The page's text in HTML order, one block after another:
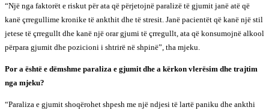
“Një nga faktorët e riskut për ata që përjetojnë paralizë të gjumit janë atë që
kanë çrregullime kronike të ankthit dhe të stresit. Janë pacientët që kanë një stil
jetese të çrregullt dhe kanë një orar gjumi të çrregullt, ata që konsumojnë alkool
përpara gjumit dhe pozicioni i shtrirë në shpinë”, tha mjeku.
Por a është e dëmshme paraliza e gjumit dhe a kërkon vlerësim dhe trajtim
nga mjeku?
“Paraliza e gjumit shoqërohet shpesh me një ndjesi të lartë paniku dhe ankthi